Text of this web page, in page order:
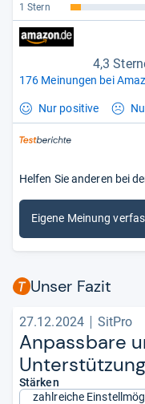
1 Stern
4,3
176 Meinungen bei
Nur positive
Helfen Sie anderen bei
Eigene Meinung
Unser Fazit
27.12.2024 SitPro
Anpass­bare
Stärken
zahlreiche